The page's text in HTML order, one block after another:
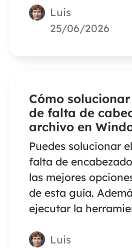
recuperar vídeos
videocámaras
Luis
25/06/2026
Cómo
de falta de
archivo en
Puedes solucionar
falta de
las mejores
de esta guía.
ejecutar la
EaseUS para
Luis